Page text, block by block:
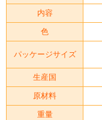
内容
色
パッケージサイズ
生産国
原材料
重量